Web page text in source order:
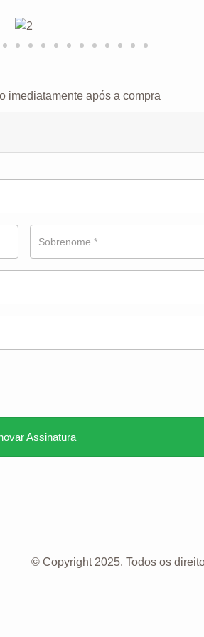
imediatamente após a compra
Sobrenome *
Assinatura
© Copyright 2025. Todos os